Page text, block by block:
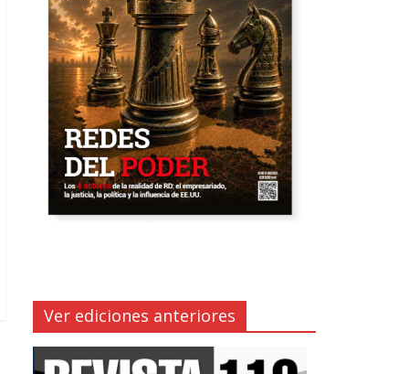
Ver ediciones anteriores